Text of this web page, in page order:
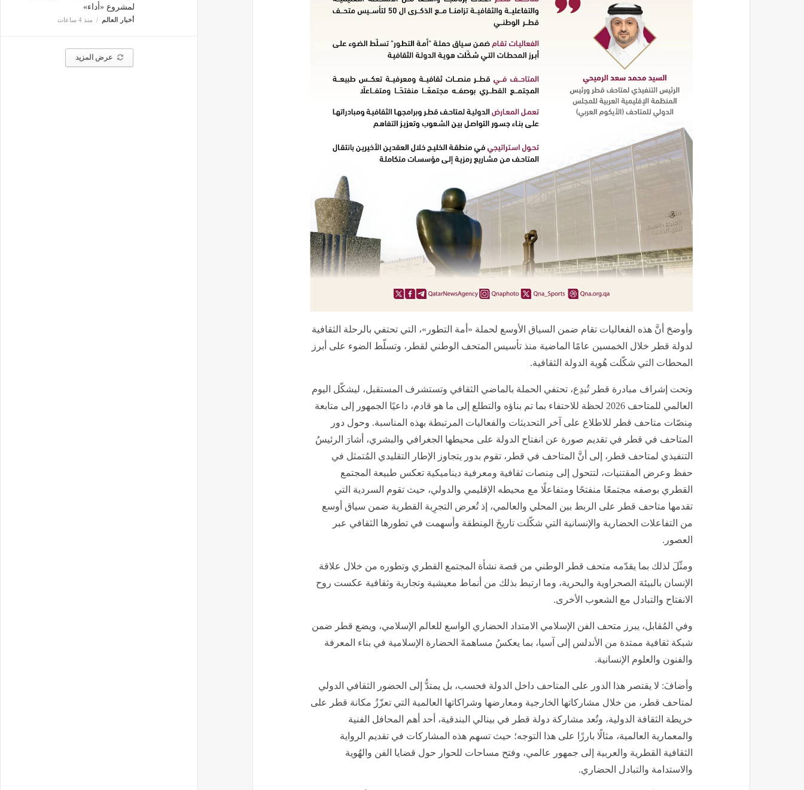
لمشروع «أداء»
أخبار العالم منذ 4 ساعات
عرض المزيد
وأوضحَ أنَّ هذه الفعاليات تقام ضمن السياق الأوسع لحملة «أمة التطور»، التي تحتفي بالرحلة الثقافية
لدولة قطر خلال الخمسين عامًا الماضية منذ تأسيس المتحف الوطني لقطر، وتسلّط الضوء على أبرز
المحطات التي شكّلت هُوية الدولة الثقافية.
وتحت إشراف مبادرة قطر تُبدِع، تحتفي الحملة بالماضي الثقافي وتستشرف المستقبل، ليشكّل اليوم
العالمي للمتاحف 2026 لحظة للاحتفاء بما تم بناؤه والتطلع إلى ما هو قادم، داعيًا الجمهور إلى متابعة
مِنصّات متاحف قطر للاطلاع على آخر التحديثات والفعاليات المرتبطة بهذه المناسبة. وحول دور
المتاحف في قطر في تقديم صورة عن انفتاح الدولة على محيطها الجغرافي والبشري، أشارَ الرئيسُ
التنفيذي لمتاحف قطر، إلى أنَّ المتاحف في قطر، تقوم بدور يتجاوز الإطار التقليدي المُتمثل في
حفظ وعرض المقتنيات، لتتحول إلى مِنصات ثقافية ومعرفية ديناميكية تعكس طبيعة المجتمع
القطري بوصفه مجتمعًا منفتحًا ومتفاعلًا مع محيطه الإقليمي والدولي، حيث تقوم السردية التي
تقدمها متاحف قطر على الربط بين المحلي والعالمي، إذ تُعرض التجرِبة القطرية ضمن سياق أوسع
من التفاعلات الحضارية والإنسانية التي شكّلت تاريخَ المِنطقة وأسهمت في تطورها الثقافي عبر
العصور.
ومثّلَ لذلك بما يقدّمه متحف قطر الوطني من قصة نشأة المجتمع القطري وتطوره من خلال علاقة
الإنسان بالبيئة الصحراوية والبحرية، وما ارتبط بذلك من أنماط معيشية وتجارية وثقافية عكست روح
الانفتاح والتبادل مع الشعوب الأخرى.
وفي المُقابل، يبرز متحف الفن الإسلامي الامتداد الحضاري الواسع للعالم الإسلامي، ويضع قطر ضمن
شبكة ثقافية ممتدة من الأندلس إلى آسيا، بما يعكسُ مساهمةَ الحضارة الإسلامية في بناء المعرفة
والفنون والعلوم الإنسانية.
وأضافَ: لا يقتصر هذا الدور على المتاحف داخل الدولة فحسب، بل يمتدُّ إلى الحضور الثقافي الدولي
لمتاحف قطر، من خلال مشاركاتها الخارجية ومعارضها وشراكاتها العالمية التي تعزّزُ مكانة قطر على
خريطة الثقافة الدولية، وتُعد مشاركة دولة قطر في بينالي البندقية، أحد أهم المحافل الفنية
والمعمارية العالمية، مثالًا بارزًا على هذا التوجه؛ حيث تسهم هذه المشاركات في تقديم الرواية
الثقافية القطرية والعربية إلى جمهور عالمي، وفتح مساحات للحوار حول قضايا الفن والهُوية
والاستدامة والتبادل الحضاري.